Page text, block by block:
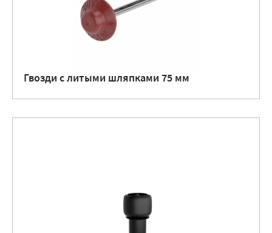
Гвозди с литыми шляпками 75 мм